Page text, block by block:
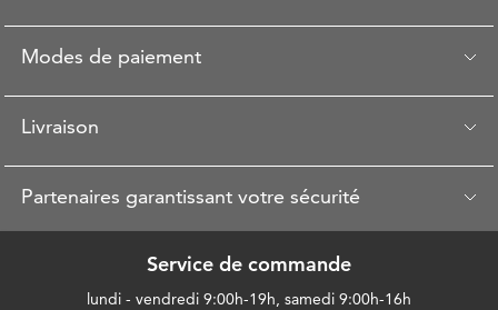
Modes de paiement
Livraison
Partenaires garantissant votre sécurité
Service de commande
lundi - vendredi 9:00h-19h, samedi 9:00h-16h